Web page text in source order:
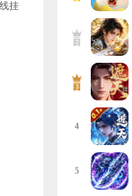
挂
4
5